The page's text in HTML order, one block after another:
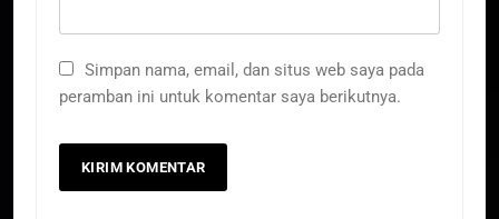
Simpan nama, email, dan situs web saya pada
peramban ini untuk komentar saya berikutnya.